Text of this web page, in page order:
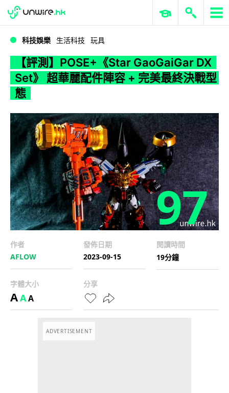
WWDC 2026 ERP 與商業 AI
科技娛樂 生活科技 玩具
【評測】POSE+《Star GaoGaiGar DX
Set》 超華麗配件陣容 + 完美最終決戰型
態
97
作者
AFLOW
發佈日期
2023-09-15
閱讀時間
19分鐘
字體大小
AAA
分享
ADVERTISEMENT